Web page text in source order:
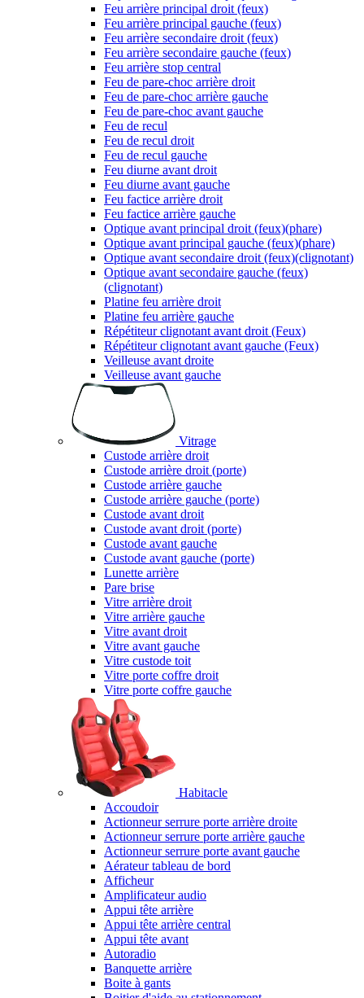
Feu arrière principal droit (feux)
Feu arrière principal gauche (feux)
Feu arrière secondaire droit (feux)
Feu arrière secondaire gauche (feux)
Feu arrière stop central
Feu de pare-choc arrière droit
Feu de pare-choc arrière gauche
Feu de pare-choc avant gauche
Feu de recul
Feu de recul droit
Feu de recul gauche
Feu diurne avant droit
Feu diurne avant gauche
Feu factice arrière droit
Feu factice arrière gauche
Optique avant principal droit (feux)(phare)
Optique avant principal gauche (feux)(phare)
Optique avant secondaire droit (feux)(clignotant)
Optique avant secondaire gauche (feux)
(clignotant)
Platine feu arrière droit
Platine feu arrière gauche
Répétiteur clignotant avant droit (Feux)
Répétiteur clignotant avant gauche (Feux)
Veilleuse avant droite
Veilleuse avant gauche
Vitrage
Custode arrière droit
Custode arrière droit (porte)
Custode arrière gauche
Custode arrière gauche (porte)
Custode avant droit
Custode avant droit (porte)
Custode avant gauche
Custode avant gauche (porte)
Lunette arrière
Pare brise
Vitre arrière droit
Vitre arrière gauche
Vitre avant droit
Vitre avant gauche
Vitre custode toit
Vitre porte coffre droit
Vitre porte coffre gauche
Habitacle
Accoudoir
Actionneur serrure porte arrière droite
Actionneur serrure porte arrière gauche
Actionneur serrure porte avant gauche
Aérateur tableau de bord
Afficheur
Amplificateur audio
Appui tête arrière
Appui tête arrière central
Appui tête avant
Autoradio
Banquette arrière
Boite à gants